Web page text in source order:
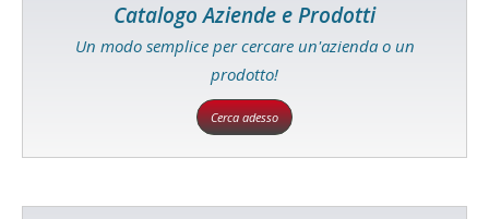
Catalogo Aziende e Prodotti
Un modo semplice per cercare un'azienda o un
prodotto!
Cerca adesso